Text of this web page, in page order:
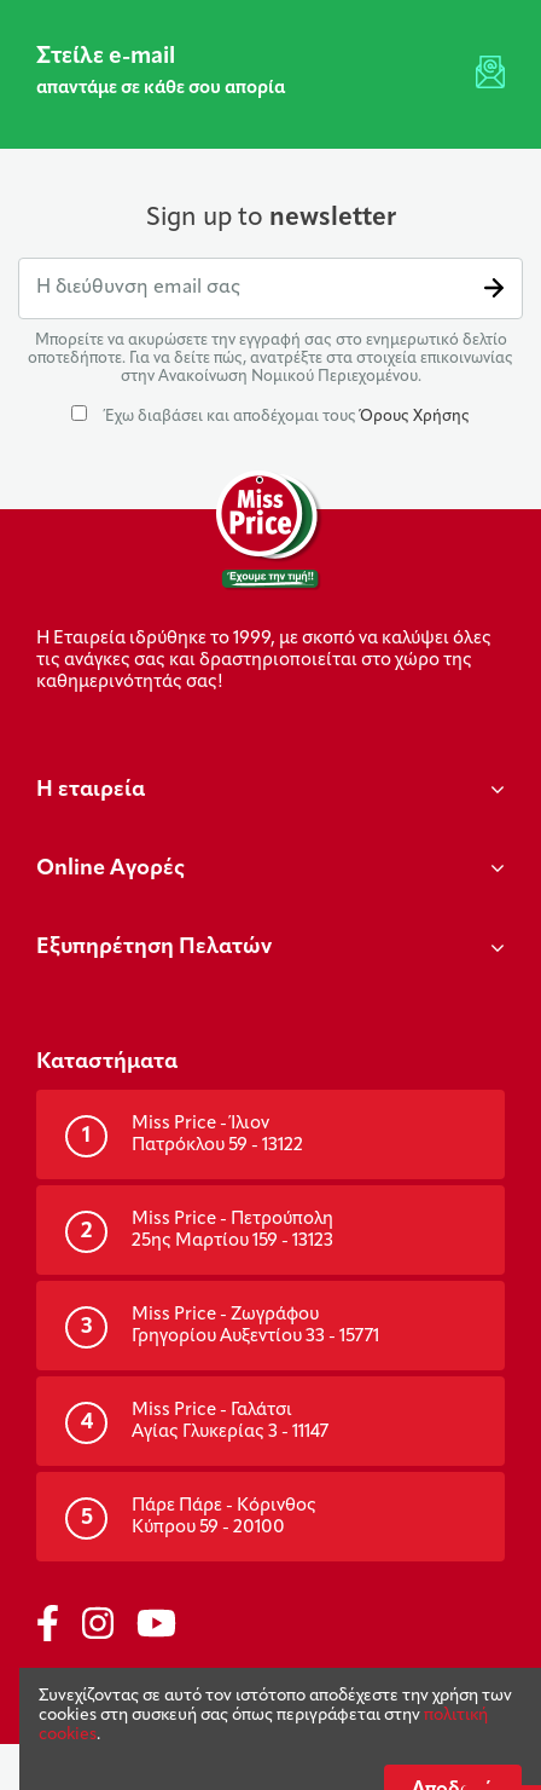
Στείλε e-mail
απαντάμε σε κάθε σου απορία
Sign up to newsletter
Μπορείτε να ακυρώσετε την εγγραφή σας στο ενημερωτικό δελτίο
οποτεδήποτε. Για να δείτε πώς, ανατρέξτε στα στοιχεία επικοινωνίας
στην Ανακοίνωση Νομικού Περιεχομένου.
Έχω διαβάσει και αποδέχομαι τουςΌρους Χρήσης
Η Εταιρεία ιδρύθηκε το 1999, με σκοπό να καλύψει όλες
τις ανάγκες σας και δραστηριοποιείται στο χώρο της
καθημερινότητάς σας!
Η εταιρεία
Οnline Αγορές
Εξυπηρέτηση Πελατών
Καταστήματα
1
Miss Price - Ίλιον
Πατρόκλου 59 - 13122
2
Miss Price - Πετρούπολη
25ης Μαρτίου 159 - 13123
3
Miss Price - Ζωγράφου
Γρηγορίου Αυξεντίου 33 - 15771
4
Miss Price - Γαλάτσι
Αγίας Γλυκερίας 3 - 11147
5
Πάρε Πάρε - Κόρινθος
Κύπρου 59 - 20100
Πολιτική απορρήτου
Όροι χρήσης
Copyright 2026 © missprice.gr
Powered by Afternet
Συνεχίζοντας σε αυτό τον ιστότοπο αποδέχεστε την χρήση των
cookies στη συσκευή σας όπως περιγράφεται στην πολιτική
cookies.